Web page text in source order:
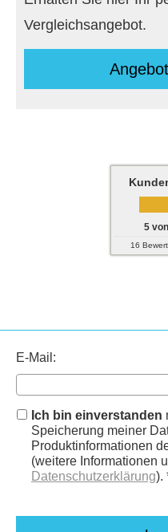
Vergleichsangebot.
5von
16
E-Mail:
Ich bin einverstanden
Speicherung meiner
Produktinformationen
(weitere Informationen
Datenschutzerklärung).